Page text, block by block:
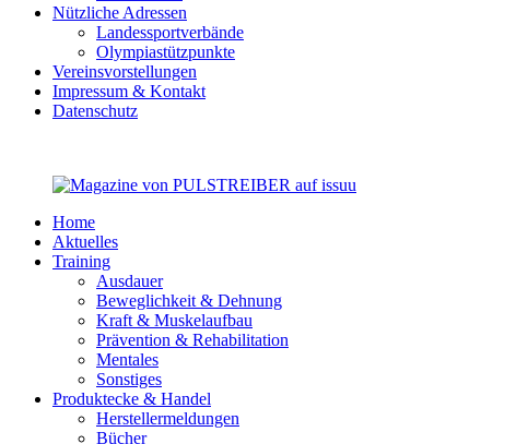
Nützliche Adressen
Landessportverbände
Olympiastützpunkte
Vereinsvorstellungen
Impressum & Kontakt
Datenschutz
Home
Aktuelles
Training
Ausdauer
Beweglichkeit & Dehnung
Kraft & Muskelaufbau
Prävention & Rehabilitation
Mentales
Sonstiges
Produktecke & Handel
Herstellermeldungen
Bücher